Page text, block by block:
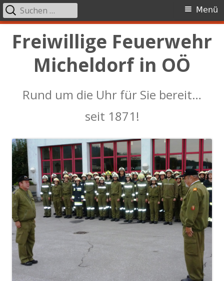
Freiwillige Feuerwehr
Micheldorf in OÖ
Rund um die Uhr für Sie bereit…
seit 1871!
Primäres
Menü
Menü
Suchen
nach: